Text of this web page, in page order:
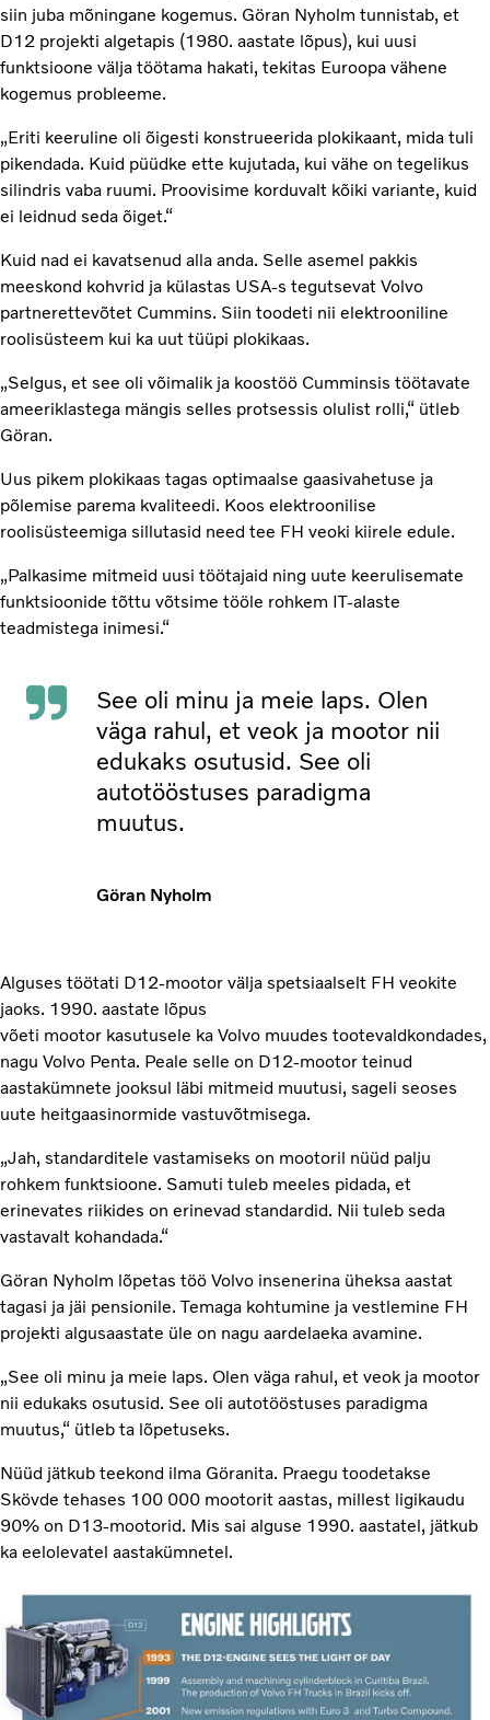
siin juba mõningane kogemus. Göran Nyholm tunnistab, et
D12 projekti algetapis (1980. aastate lõpus), kui uusi
funktsioone välja töötama hakati, tekitas Euroopa vähene
kogemus probleeme.
„Eriti keeruline oli õigesti konstrueerida plokikaant, mida tuli
pikendada. Kuid püüdke ette kujutada, kui vähe on tegelikus
silindris vaba ruumi. Proovisime korduvalt kõiki variante, kuid
ei leidnud seda õiget.“
Kuid nad ei kavatsenud alla anda. Selle asemel pakkis
meeskond kohvrid ja külastas USA-s tegutsevat Volvo
partnerettevõtet Cummins. Siin toodeti nii elektrooniline
roolisüsteem kui ka uut tüüpi plokikaas.
„Selgus, et see oli võimalik ja koostöö Cumminsis töötavate
ameeriklastega mängis selles protsessis olulist rolli,“ ütleb
Göran.
Uus pikem plokikaas tagas optimaalse gaasivahetuse ja
põlemise parema kvaliteedi. Koos elektroonilise
roolisüsteemiga sillutasid need tee FH veoki kiirele edule.
„Palkasime mitmeid uusi töötajaid ning uute keerulisemate
funktsioonide tõttu võtsime tööle rohkem IT-alaste
teadmistega inimesi.“
See oli minu ja meie laps. Olen
väga rahul, et veok ja mootor nii
edukaks osutusid. See oli
autotööstuses paradigma
muutus.
Göran Nyholm
Alguses töötati D12-mootor välja spetsiaalselt FH veokite
jaoks. 1990. aastate lõpus
võeti mootor kasutusele ka Volvo muudes tootevaldkondades,
nagu Volvo Penta. Peale selle on D12-mootor teinud
aastakümnete jooksul läbi mitmeid muutusi, sageli seoses
uute heitgaasinormide vastuvõtmisega.
„Jah, standarditele vastamiseks on mootoril nüüd palju
rohkem funktsioone. Samuti tuleb meeles pidada, et
erinevates riikides on erinevad standardid. Nii tuleb seda
vastavalt kohandada.“
Göran Nyholm lõpetas töö Volvo insenerina üheksa aastat
tagasi ja jäi pensionile. Temaga kohtumine ja vestlemine FH
projekti algusaastate üle on nagu aardelaeka avamine.
„See oli minu ja meie laps. Olen väga rahul, et veok ja mootor
nii edukaks osutusid. See oli autotööstuses paradigma
muutus,“ ütleb ta lõpetuseks.
Nüüd jätkub teekond ilma Göranita. Praegu toodetakse
Skövde tehases 100 000 mootorit aastas, millest ligikaudu
90% on D13-mootorid. Mis sai alguse 1990. aastatel, jätkub
ka eelolevatel aastakümnetel.